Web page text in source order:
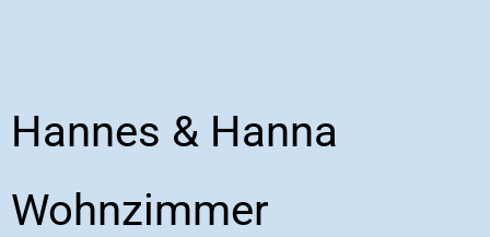
Hannes & Hanna
Wohnzimmer